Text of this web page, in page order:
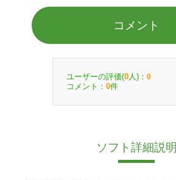
コメント
ユーザーの評価(0 人)： 0
コメント： 0件
ソフト詳細説明